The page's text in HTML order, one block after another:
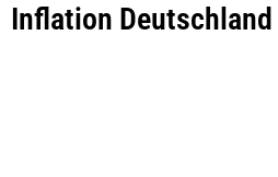
Inflation Deutschland